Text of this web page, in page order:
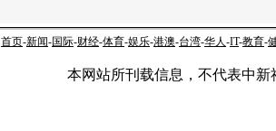
首页-新闻-国际-财经-体育-娱乐-港澳-台湾-华人-IT-教育-
本网站所刊载信息，不代表中